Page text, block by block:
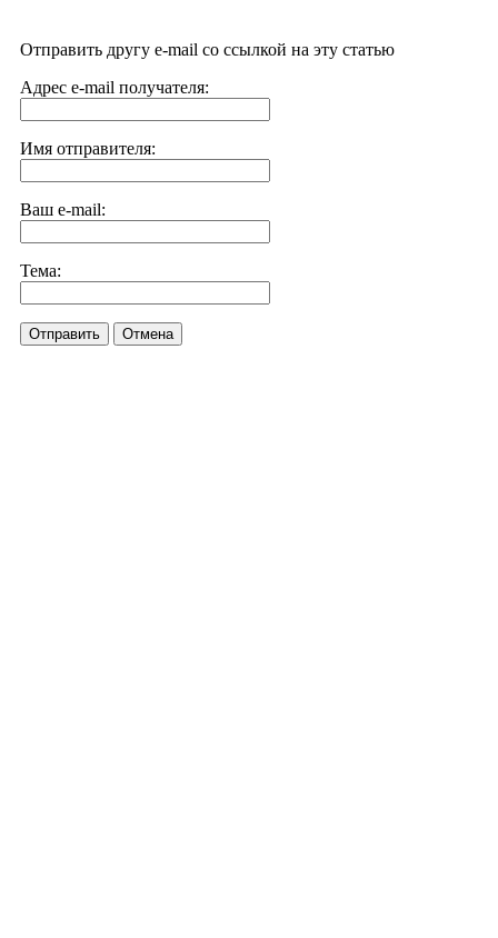
Отправить другу e-mail со ссылкой на эту статью
Адрес e-mail получателя:
Имя отправителя:
Ваш e-mail:
Тема:
Отправить Отмена